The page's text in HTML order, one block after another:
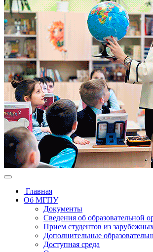
Главная
Об МГПУ
Документы
Сведения об образовательной
Прием студентов из
Дополнительные
Доступная среда